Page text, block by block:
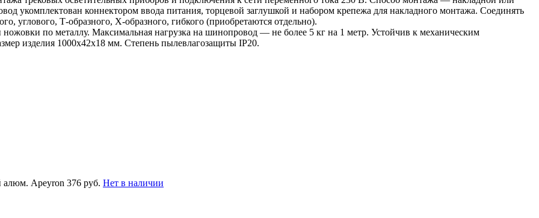
укомплектован коннектором ввода питания, торцевой заглушкой и набором крепежа для накладного монтажа. Соединять
углового, Т-образного, Х-образного, гибкого (приобретаются отдельно).
по металлу. Максимальная нагрузка на шинопровод — не более 5 кг на 1 метр. Устойчив к механическим
изделия 1000х42х18 мм. Степень пылевлагозащиты IP20.
алюм. Apeyron 376 руб. Нет в наличии